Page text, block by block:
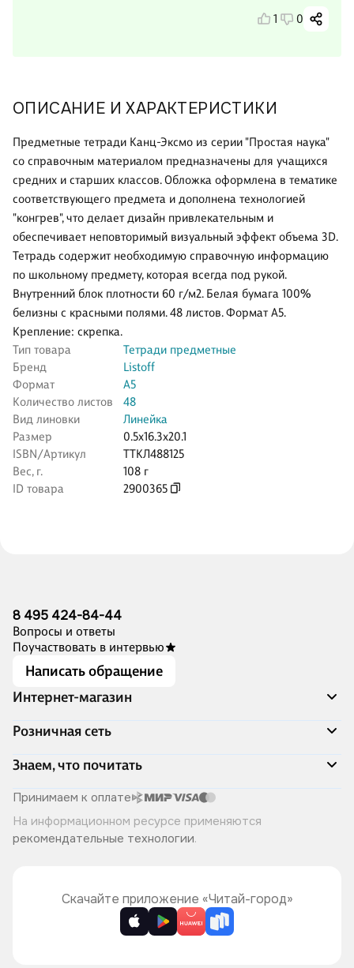
ОПИСАНИЕ И ХАРАКТЕРИСТИКИ
Предметные тетради Канц-Эксмо из серии "Простая наука"
со справочным материалом предназначены для учащихся
средних и старших классов. Обложка оформлена в тематике
соответствующего предмета и дополнена технологией
"конгрев", что делает дизайн привлекательным и
обеспечивает неповторимый визуальный эффект объема 3D.
Тетрадь содержит необходимую справочную информацию
по школьному предмету, которая всегда под рукой.
Внутренний блок плотности 60 г/м2. Белая бумага 100%
белизны с красными полями. 48 листов. Формат А5.
Крепление: скрепка.
Тип товара
Тетради предметные
Бренд
Listoff
Формат
А5
Количество листов
48
Вид линовки
Линейка
Размер
0.5x16.3x20.1
ISBN/Артикул
ТТКЛ488125
Вес, г.
108 г
ID товара
2900365
1 0
8 495 424-84-44
Вопросы и ответы
Поучаствовать в интервью
Написать обращение
Интернет-магазин
Акции
Доставка и оплата
Программа лояльности
Подарочные сертификаты
Правила продажи
Политика конфиденциальности
Розничная сеть
Адреса магазинов
Книжный Дозор
О компании
Читай-город для бизнеса
Хотите у нас работать?
Знаем, что почитать
Скоро в продаже
Лучшие из лучших
Читай-журнал
Принимаем к оплате
На информационном ресурсе применяются
рекомендательные технологии.
Скачайте приложение «Читай-город»